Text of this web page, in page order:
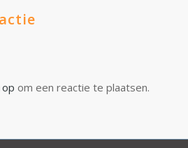
om een reactie te plaatsen.